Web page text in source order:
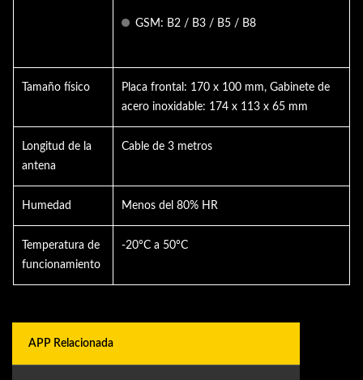
GSM: B2 / B3 / B5 / B8
Tamaño físico
Placa frontal: 170 x 100 mm, Gabinete de
acero inoxidable: 174 x 113 x 65 mm
Longitud de la
antena
Cable de 3 metros
Humedad Menos del 80% HR
Temperatura de
funcionamiento
-20°C a 50°C
APP Relacionada